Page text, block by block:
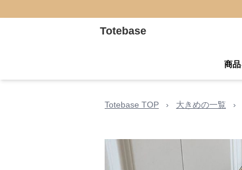
Totebase
商
Totebase TOP › 大きめの一覧 ›